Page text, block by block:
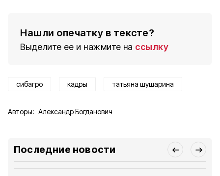
Нашли опечатку в тексте?
Выделите ее и нажмите на ссылку
сибагро кадры татьяна шушарина
Авторы: Александр Богданович
Последние новости